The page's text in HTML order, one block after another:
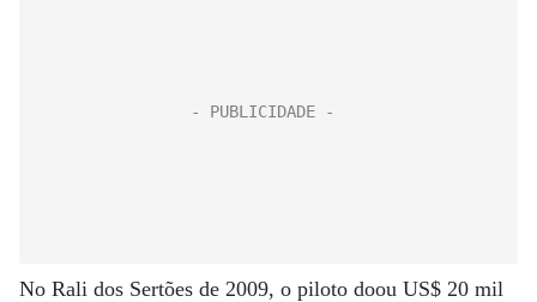
No Rali dos Sertões de 2009, o piloto doou US$ 20 mil